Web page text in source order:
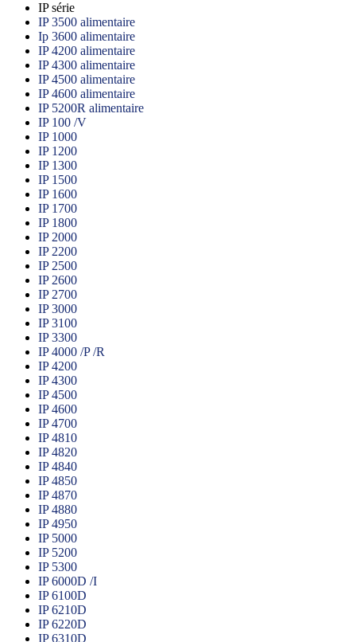
IP série
IP 3500 alimentaire
Ip 3600 alimentaire
IP 4200 alimentaire
IP 4300 alimentaire
IP 4500 alimentaire
IP 4600 alimentaire
IP 5200R alimentaire
IP 100 /V
IP 1000
IP 1200
IP 1300
IP 1500
IP 1600
IP 1700
IP 1800
IP 2000
IP 2200
IP 2500
IP 2600
IP 2700
IP 3000
IP 3100
IP 3300
IP 4000 /P /R
IP 4200
IP 4300
IP 4500
IP 4600
IP 4700
IP 4810
IP 4820
IP 4840
IP 4850
IP 4870
IP 4880
IP 4950
IP 5000
IP 5200
IP 5300
IP 6000D /I
IP 6100D
IP 6210D
IP 6220D
IP 6310D